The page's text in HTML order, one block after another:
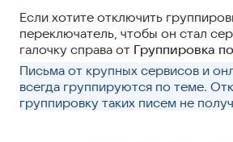
Если хотите отключить
переключатель, чтобы он стал
галочку справа от Группировка
Письма от крупных сервисов и
всегда группируются по теме.
группировку таких писем не